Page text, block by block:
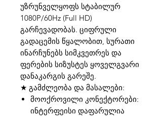
უზრუნველყოფს სტაბილურ
1080P/60Hz (Full HD)
გარჩევადობას. ციფრული
გადაცემის წყალობით, სურათი
ინარჩუნებს სიმკვეთრეს და
ფერების სიზუსტეს ყოველგვარი
დანაკარგის გარეშე.
★ გამძლეობა და მასალები:
მოოქროვილი კონექტორები:
ინტერფეისი დაფარულია